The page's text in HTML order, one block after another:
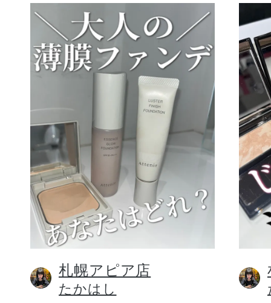
スキンケア
メイクアップ
健康食品／サプ
札幌アピア店
たかはし